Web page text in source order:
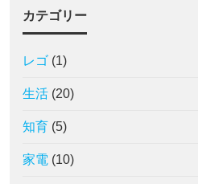
カテゴリー
レゴ (1)
生活 (20)
知育 (5)
家電 (10)